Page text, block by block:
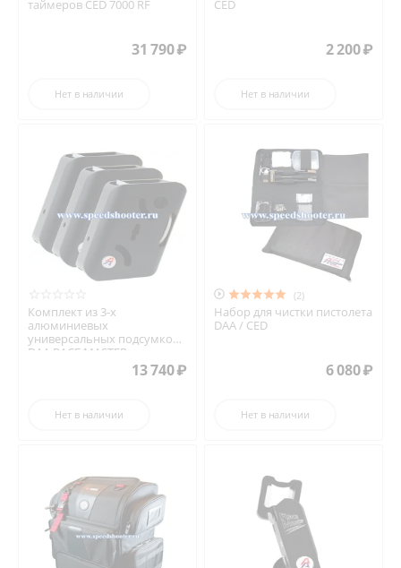
таймеров CED 7000 RF
31 790₽
Нет в наличии
CED
2 200₽
Нет в наличии
Комплект из 3-х
алюминиевых
универсальных подсумков
DAA RACE MASTER
13 740₽
Нет в наличии
 (2)
Набор для чистки пистолета
DAA / CED
6 080₽
Нет в наличии